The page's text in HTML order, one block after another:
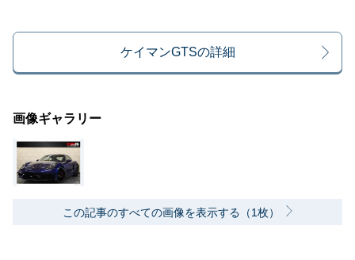
ケイマンGTSの詳細
画像ギャラリー
この記事のすべての画像を表示する（1枚）